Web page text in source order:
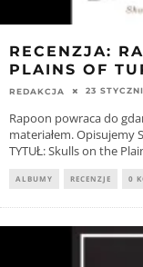
RECENZJA:
PLAINS OF
REDAKCJA 23
Rapoon powraca do
materiałem. Opisujemy
TYTUŁ: Skulls on the
ALBUMY RECENZJE 0